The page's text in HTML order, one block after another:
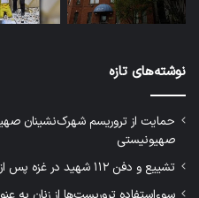
نوشته‌های تازه
حمایت از تروریسم شهرک‌نشینان
صهیونیستی
تشییع و دفن ۱۱۲ شهید در غزه پس از سه سال